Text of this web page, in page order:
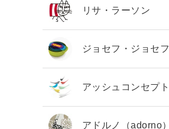
リサ・ラーソン
ジョセフ・ジョセフ
アッシュコンセプト
アドルノ（adorno）